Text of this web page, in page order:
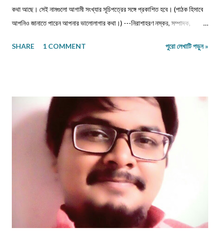
কথা আছে। সেই নামগুলো আগামী সংখ্যার সূচিপত্রের সঙ্গে প্রকাশিত হবে। (পাঠক হিসাবে
আপনিও জানাতে পারেন আপনার ভালোলাগার কথা।) ---নিরাশাহরণ নস্কর, সম্পাদক,
প্রবীণ জনগণ ।। শ্যামল হুদাতী একাকীত্বের ছাদ থেকে পতন : অনিক দত্ত ও মানুষের
।। সুমন বিপ্লব ফিচার ।। চা দিবস ।। অশোক বন্দ্যোপাধ্যায় ফিচার ।। বর্তমান
প্রেক্ষাপটে আন্তর্জাতিক জীববৈচিত্... রম্যনাটিকা ।। পাত্র দেখা ।। সুশীল বন্দ্যোপাধ্যায়
ভ্রমণকাহিনি মাজান্দারান: কাস্পিয়ান সাগরের তীর... ঝরণার গান শুনতে ।। ...
SHARE 1 COMMENT পুরো লেখাটি পড়ুন »